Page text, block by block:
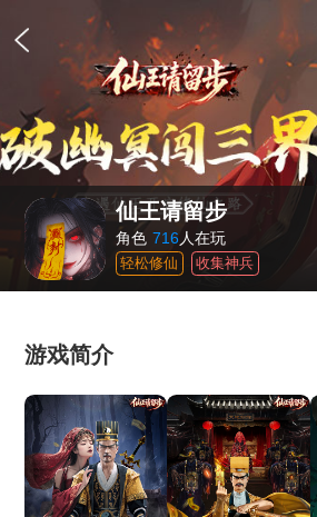
仙王请留步
角色 716 人在玩
轻松修仙 收集神兵
游戏简介